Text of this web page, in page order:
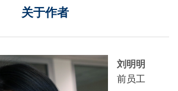
关于作者
刘明明
前员工